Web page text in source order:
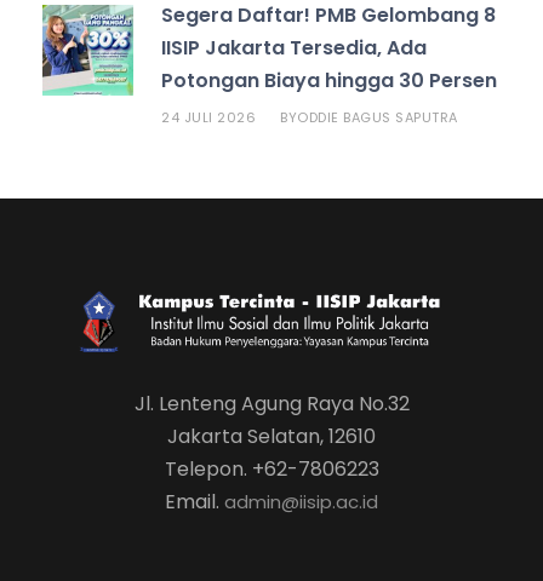
Segera Daftar! PMB Gelombang 8
IISIP Jakarta Tersedia, Ada
Potongan Biaya hingga 30 Persen
24 JULI 2026 BYODDIE BAGUS SAPUTRA
Jl. Lenteng Agung Raya No.32
Jakarta Selatan, 12610
Telepon. +62-7806223
Email. admin@iisip.ac.id